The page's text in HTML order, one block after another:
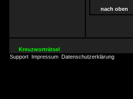
nach oben
Kreuzworträtsel
Support Impressum Datenschutzerklärung